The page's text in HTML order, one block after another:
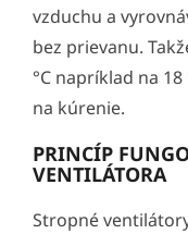
vzduchu a
bez prievanu.
°C napríklad na
na kúrenie.
PRINCÍP
VENTILÁTORA
Stropné